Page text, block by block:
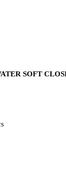
SOFT